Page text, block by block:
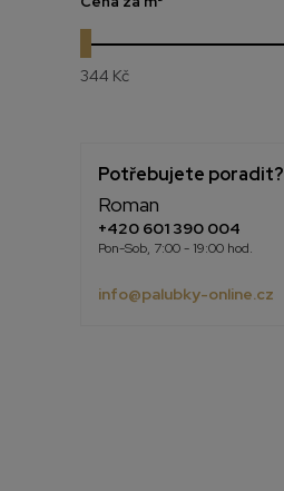
344 Kč
Potřebujete poradit?
Roman
+420 601 390 004
Pon-Sob, 7:00 - 19:00 hod.
info@palubky-online.cz